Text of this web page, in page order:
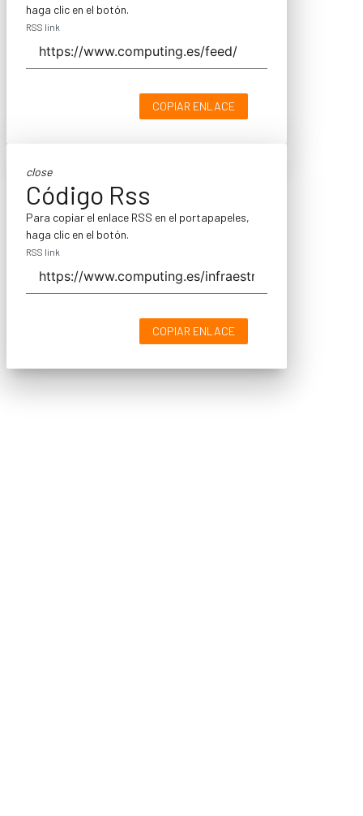
haga clic en el botón.
RSS link
COPIAR ENLACE
close
Código Rss
Para copiar el enlace RSS en el portapapeles,
haga clic en el botón.
RSS link
COPIAR ENLACE